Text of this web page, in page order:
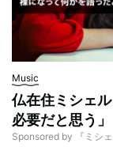
Music
仏在住ミシェ
必要だと思う」
Sponsored by 『ミシ